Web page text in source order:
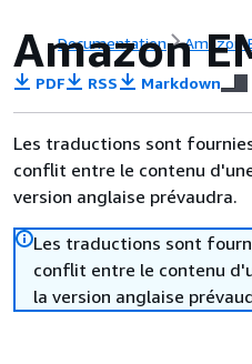
Documentation Amazon
Amazon
PDF RSS Markdown
Les traductions sont
conflit entre le contenu
version anglaise prévaudra.
Les traductions sont
conflit entre le contenu
la version anglaise